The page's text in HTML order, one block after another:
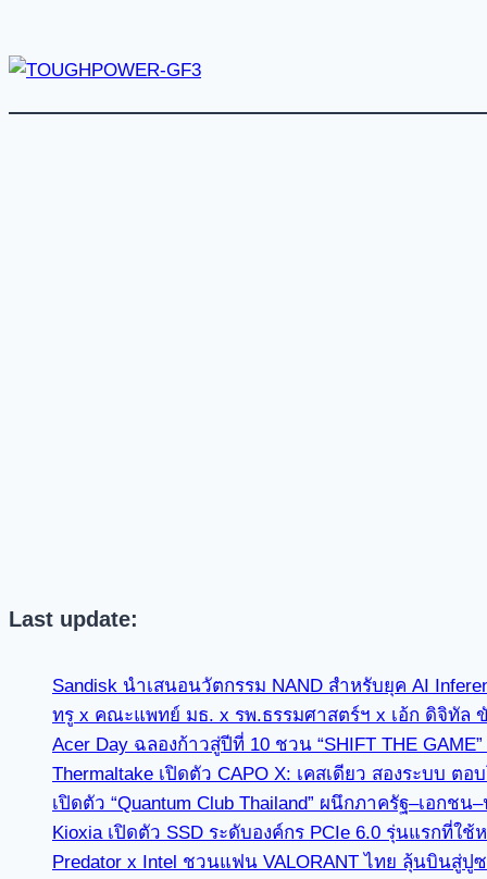
Last update:
Sandisk นำเสนอนวัตกรรม NAND สำหรับยุค AI
ทรู x คณะแพทย์ มธ. x รพ.ธรรมศาสตร์ฯ x เอ้ก ดิจิทัล
Acer Day ฉลองก้าวสู่ปีที่ 10 ชวน “SHIFT THE
Thermaltake เปิดตัว CAPO X: เคสเดียว สองระบบ
เปิดตัว “Quantum Club Thailand” ผนึกภาครัฐ–เอก
Kioxia เปิดตัว SSD ระดับองค์กร PCIe 6.0 รุ่นแรกที่ใ
Predator x Intel ชวนแฟน VALORANT ไทย ลุ้นบินสู่